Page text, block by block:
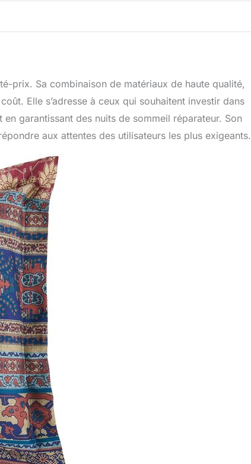
prix. Sa combinaison de matériaux de haute qualité,
Elle s’adresse à ceux qui souhaitent investir dans
garantissant des nuits de sommeil réparateur. Son
aux attentes des utilisateurs les plus exigeants.